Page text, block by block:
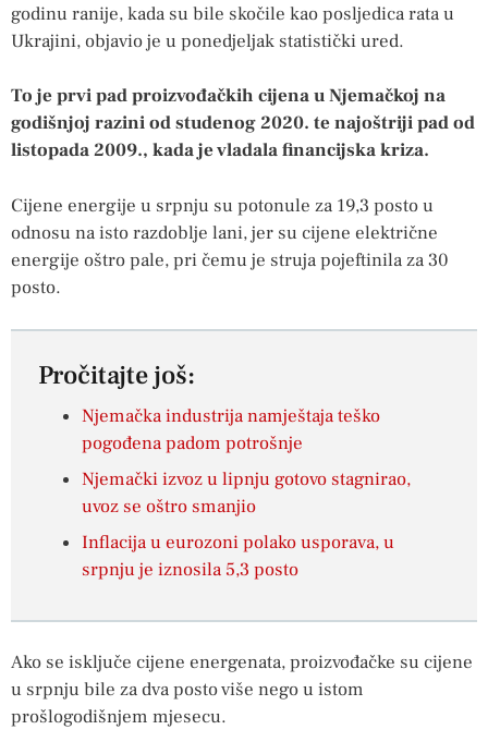
godinu ranije, kada su bile skočile kao posljedica rata u
Ukrajini, objavio je u ponedjeljak statistički ured.
To je prvi pad proizvođačkih cijena u Njemačkoj na
godišnjoj razini od studenog 2020. te najoštriji pad od
listopada 2009., kada je vladala financijska kriza.
Cijene energije u srpnju su potonule za 19,3 posto u
odnosu na isto razdoblje lani, jer su cijene električne
energije oštro pale, pri čemu je struja pojeftinila za 30
posto.
Pročitajte još:
Njemačka industrija namještaja teško
pogođena padom potrošnje
Njemački izvoz u lipnju gotovo stagnirao,
uvoz se oštro smanjio
Inflacija u eurozoni polako usporava, u
srpnju je iznosila 5,3 posto
Ako se isključe cijene energenata, proizvođačke su cijene
u srpnju bile za dva posto više nego u istom
prošlogodišnjem mjesecu.